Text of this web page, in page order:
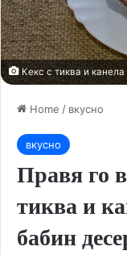
Кекс с тиква и канела
Home / вкусно
вкусно
Правя го
тиква и
бабин